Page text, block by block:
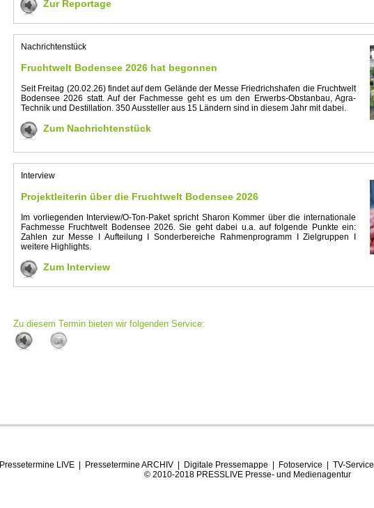
Zur Reportage
Nachrichtenstück
Fruchtwelt Bodensee 2026 hat begonnen
Seit Freitag (20.02.26) findet auf dem Gelände der Messe Friedrichshafen die Fruchtwelt
Bodensee 2026 statt. Auf der Fachmesse geht es um den Erwerbs-Obstanbau, Agra-
Technik und Destillation. 350 Aussteller aus 15 Ländern sind in diesem Jahr mit dabei.
Zum Nachrichtenstück
Interview
Projektleiterin über die Fruchtwelt Bodensee 2026
Im vorliegenden Interview/O-Ton-Paket spricht Sharon Kommer über die internationale
Fachmesse Fruchtwelt Bodensee 2026. Sie geht dabei u.a. auf folgende Punkte ein:
Zahlen zur Messe I Aufteilung I Sonderbereiche Rahmenprogramm I Zielgruppen I
weitere Highlights.
Zum Interview
Zu diesem Termin bieten wir folgenden Service:
Pressetermine LIVE| Pressetermine ARCHIV| Digitale Pressemappe Fotoservice TV-Service
© 2010-2018 PRESSLIVE Presse- und Medienagentur